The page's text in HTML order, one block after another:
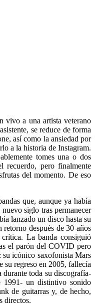
vivo a una artista veterano
se reduce de forma
así como la ansiedad por
a la historia de Instagram.
tomes una o dos
recuerdo, pero finalmente
del momento. De eso
que, aunque ya había
siglo tras permanecer
lanzado un disco hasta su
retorno después de 30 años
La banda consiguió
el parón del COVID pero
su icónico saxofonista Mars
su regreso en 2005, fallecía
toda su discografía-
un distintivo sonido
de guitarras y, de hecho,
directos.